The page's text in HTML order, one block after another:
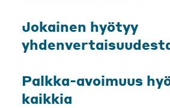
Jokainen hyötyy
Palkka-avoimuus
kaikkia